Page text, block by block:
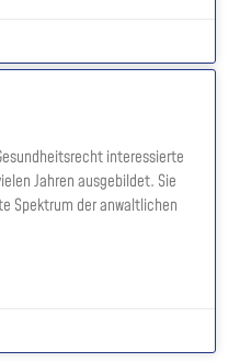
interessierte
Jahren ausgebildet. Sie
Spektrum der anwaltlichen